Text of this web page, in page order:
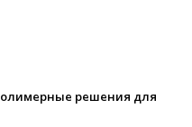
решения для